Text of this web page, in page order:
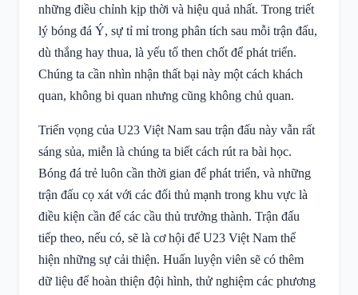
những điều chỉnh kịp thời và hiệu quả nhất. Trong triết
lý bóng đá Ý, sự tỉ mỉ trong phân tích sau mỗi trận đấu,
dù thắng hay thua, là yếu tố then chốt để phát triển.
Chúng ta cần nhìn nhận thất bại này một cách khách
quan, không bi quan nhưng cũng không chủ quan.
Triển vọng của U23 Việt Nam sau trận đấu này vẫn rất
sáng sủa, miễn là chúng ta biết cách rút ra bài học.
Bóng đá trẻ luôn cần thời gian để phát triển, và những
trận đấu cọ xát với các đối thủ mạnh trong khu vực là
điều kiện cần để các cầu thủ trưởng thành. Trận đấu
tiếp theo, nếu có, sẽ là cơ hội để U23 Việt Nam thể
hiện những sự cải thiện. Huấn luyện viên sẽ có thêm
dữ liệu để hoàn thiện đội hình, thử nghiệm các phương